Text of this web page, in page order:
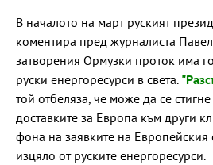
В началото на март руският
коментира пред журналиста
затворения Ормузки проток има
руски енергоресурси в света.
той отбеляза, че може да се
доставките за Европа към други
фона на заявките на Европейския
изцяло от руските енергоресурси.